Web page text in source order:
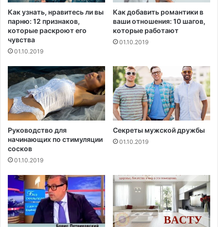
и
м
ц
и
н
ы
з
в
и
с
и
с
т
и
в
в
и
о
в
п
л
а
с
т
м
а
с
р
е
с
т
Как узнать, нравитесь ли вы
парню: 12 признаков,
которые раскроют его
чувства
01.10.2019
Как добавить романтики в
ваши отношения: 10 шагов,
которые работают
01.10.2019
Руководство для
начинающих по стимуляции
сосков
01.10.2019
Секреты мужской дружбы
01.10.2019